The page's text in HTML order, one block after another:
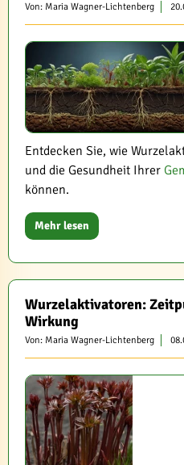
Von: Maria Wagner-Lichtenberg
Entdecken Sie, wie
und die Gesundheit Ihrer
können.
Mehr lesen
Wurzelaktivatoren:
Wirkung
Von: Maria Wagner-Lichtenberg